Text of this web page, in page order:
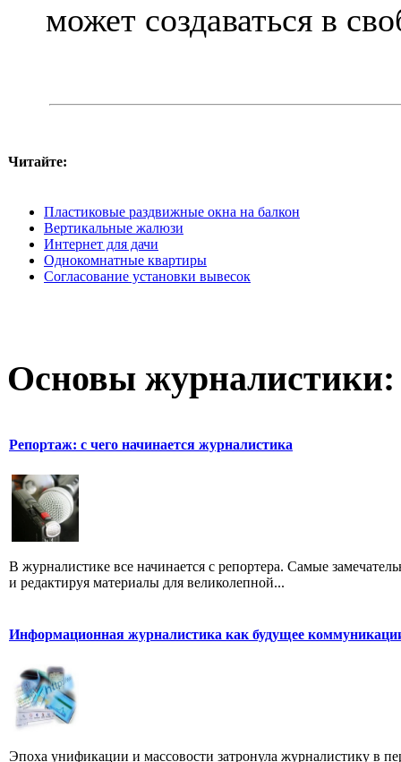
может создаваться в
Читайте:
Пластиковые раздвижные окна на балкон
Вертикальные жалюзи
Интернет для дачи
Однокомнатные квартиры
Согласование установки вывесок
Основы журналистики:
Репортаж: с чего начинается журналистика
В журналистике все начинается с репортера. Самые
и редактируя материалы для великолепной...
Информационная журналистика как будущее
Эпоха унификации и массовости затронула журналистику в